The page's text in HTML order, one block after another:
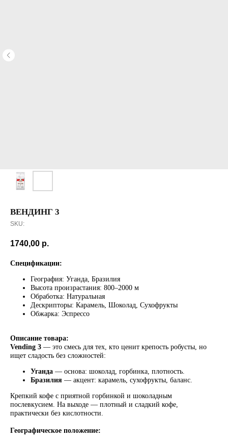
ВЕНДИНГ 3
SKU:
1740,00 р.
Спецификации:
География: Уганда, Бразилия
Высота произрастания: 800–2000 м
Обработка: Натуральная
Дескрипторы: Карамель, Шоколад, Сухофрукты
Обжарка: Эспрессо
Описание товара:
Vending 3 — это смесь для тех, кто ценит крепость робусты, но
ищет сладость без сложностей:
Уганда — основа: шоколад, горбинка, плотность.
Бразилия — акцент: карамель, сухофрукты, баланс.
Крепкий кофе с приятной горбинкой и шоколадным
послевкусием. На выходе — плотный и сладкий кофе,
практически без кислотности.
Географическое положение: